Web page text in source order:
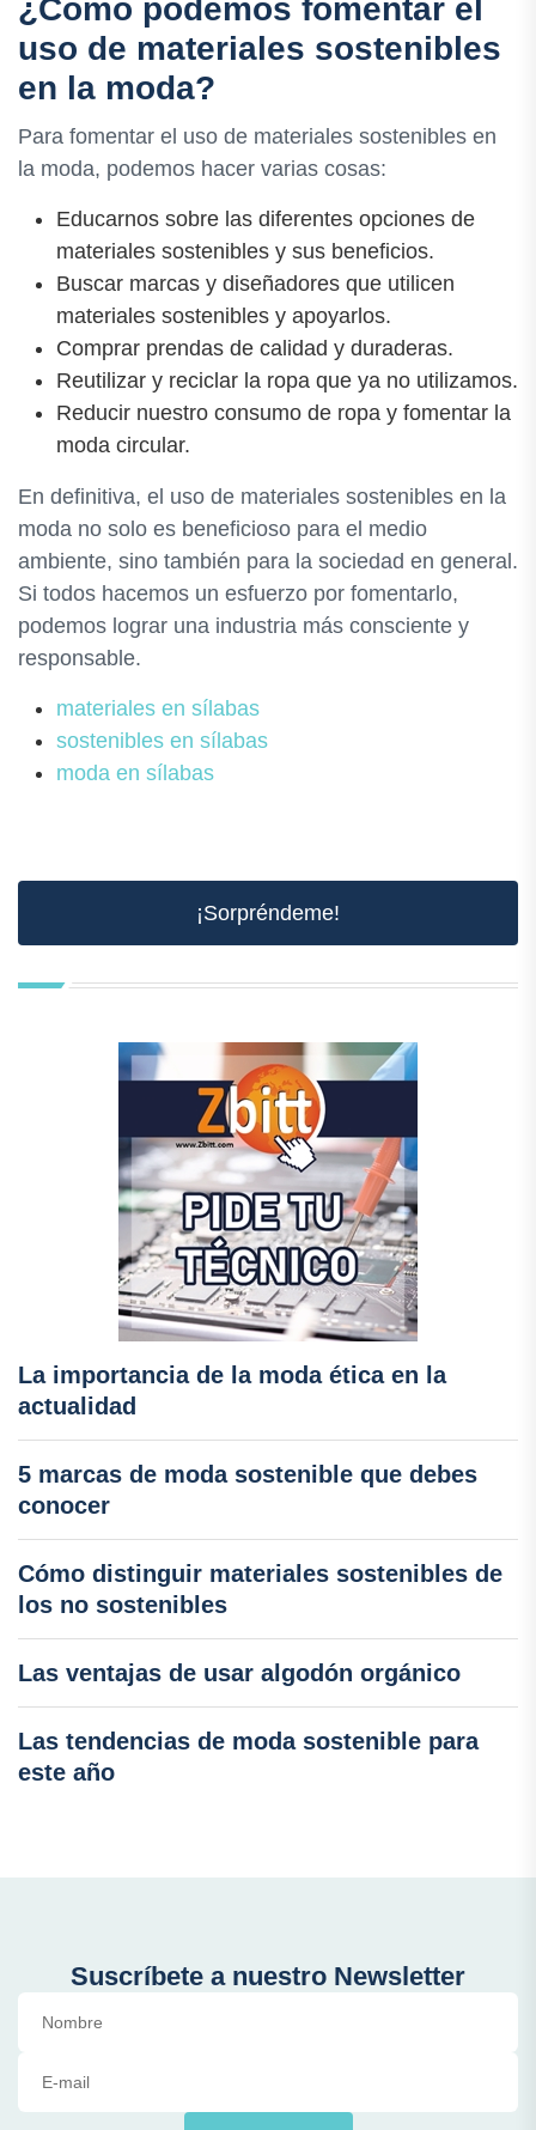
¿Cómo podemos fomentar el
uso de materiales sostenibles
en la moda?
Para fomentar el uso de materiales sostenibles en
la moda, podemos hacer varias cosas:
Educarnos sobre las diferentes opciones de
materiales sostenibles y sus beneficios.
Buscar marcas y diseñadores que utilicen
materiales sostenibles y apoyarlos.
Comprar prendas de calidad y duraderas.
Reutilizar y reciclar la ropa que ya no utilizamos.
Reducir nuestro consumo de ropa y fomentar la
moda circular.
En definitiva, el uso de materiales sostenibles en la
moda no solo es beneficioso para el medio
ambiente, sino también para la sociedad en general.
Si todos hacemos un esfuerzo por fomentarlo,
podemos lograr una industria más consciente y
responsable.
materiales en sílabas
sostenibles en sílabas
moda en sílabas
¡Sorpréndeme!
La importancia de la moda ética en la
actualidad
5 marcas de moda sostenible que debes
conocer
Cómo distinguir materiales sostenibles de
los no sostenibles
Las ventajas de usar algodón orgánico
Las tendencias de moda sostenible para
este año
Suscríbete a nuestro Newsletter